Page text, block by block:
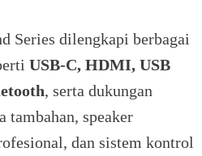
Series dilengkapi berbagai
USB-C, HDMI, USB
, serta dukungan
tambahan, speaker
dan sistem kontrol